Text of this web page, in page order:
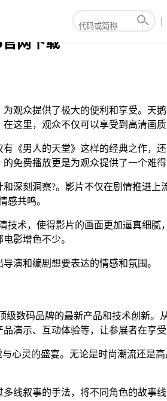
网下载
观众提供了极大的便利和享受。天
这里，观众不仅可以享受到高清画
《男人的天堂》这样的经典之作，
免费播放更是为观众提供了一个难
深刻洞察?。影片不仅在剧情推进
感共鸣。
术，使得影片的画面更加逼真细
影增色不少。
演和编剧想要表达的情感和氛围。
数码品牌的最新产品和技术创新
演示、互动体验等，让参展者在享
心灵的盛宴。无论是时尚潮流还是
线叙事的手法，将不同角色的故事